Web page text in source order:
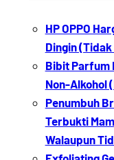
HP OPPO
Dingin
Bibit Parfum
Non-Alkohol
Penumbuh
Terbukti
Walaupun